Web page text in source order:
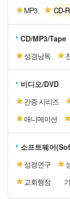
MP3
CD-
CD/MP3/Tape
성경낭독
비디오/DVD
간증 시리즈
애니메이션
소프트웨어
성경연구
교회행정